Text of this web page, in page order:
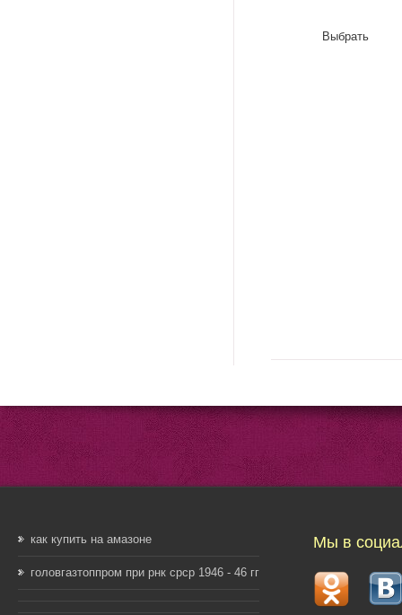
Выбрать
как купить на амазоне
головгазтоппром при рнк срср 1946 - 46 гг
Мы в